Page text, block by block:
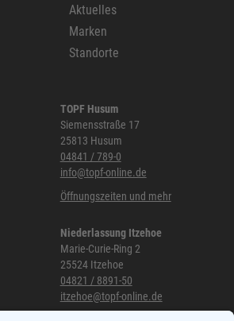
Aktuelles
Marken
Standorte
TOPF Husum
Siemensstraße 17
25813 Husum
04841 / 789-0
info@topf-online.de
Öffnungszeiten und mehr
Niederlassung Itzehoe
Marie-Curie-Ring 2
25524 Itzehoe
04821 / 8891-50
itzehoe@topf-online.de